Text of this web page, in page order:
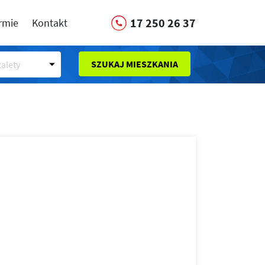
Kontakt 17 250 26 37
SZUKAJ MIESZKANIA